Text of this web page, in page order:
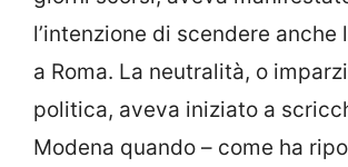
l’intenzione di scendere anche
a Roma. La neutralità, o
politica, aveva iniziato a
Modena quando – come ha